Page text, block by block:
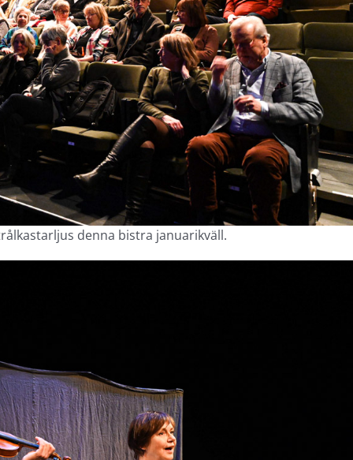
denna bistra januarikväll.